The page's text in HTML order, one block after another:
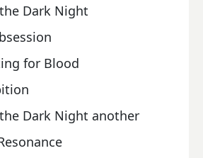
Dark Night
for Blood
Dark Night another